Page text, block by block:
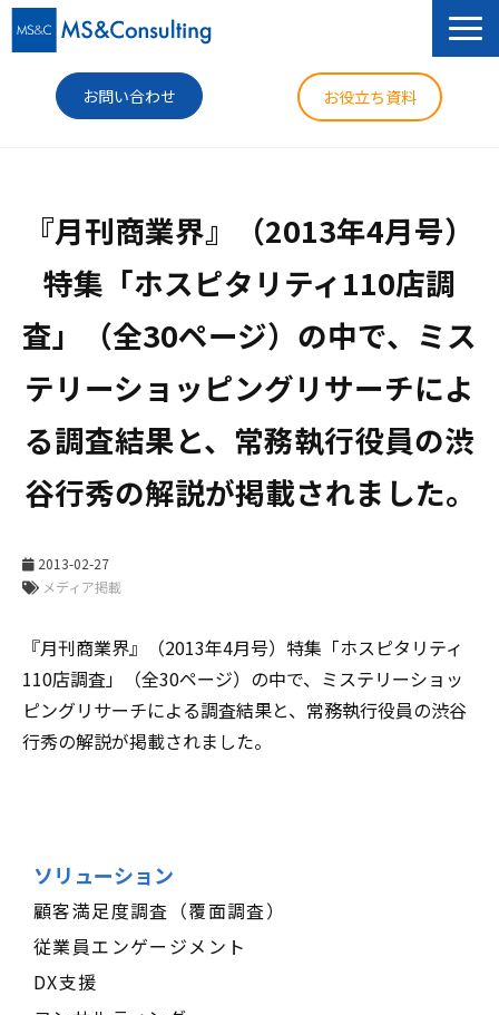
お問い合わせ お役立ち資料
セミナー
導入事例
コラム
ニュース
企業情報
『月刊商業界』（2013年4月号）
特集「ホスピタリティ110店調
査」（全30ページ）の中で、ミス
テリーショッピングリサーチによ
る調査結果と、常務執行役員の渋
谷行秀の解説が掲載されました。
2013-02-27
メディア掲載
『月刊商業界』（2013年4月号）特集「ホスピタリティ
110店調査」（全30ページ）の中で、ミステリーショッ
ピングリサーチによる調査結果と、常務執行役員の渋谷
行秀の解説が掲載されました。
ソリューション
顧客満足度調査（覆面調査）
従業員エンゲージメント
DX支援